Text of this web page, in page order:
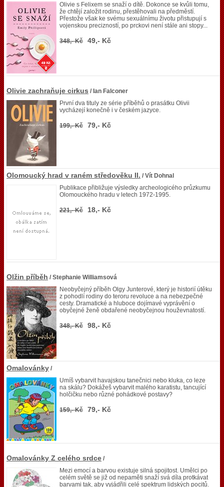
Olivie s Felixem se snaží o dítě. Dokonce se kvůli tomu,
že chtějí založit rodinu, přestěhovali na předměstí.
Přestože však ke svému sexuálnímu životu přistupují s
vojenskou precizností, po prckovi není stále ani stopy...
348,- Kč 49,- Kč
Olivie zachraňuje cirkus / Ian Falconer
První dva tituly ze série příběhů o prasátku Olivii
vycházejí konečně i v českém jazyce.
199,- Kč 79,- Kč
Olomoucký hrad v raném středověku II. / Vít Dohnal
Publikace přibližuje výsledky archeologicého průzkumu
Olomouckého hradu v letech 1972-1995.
221,- Kč 18,- Kč
Olžin příběh / Stephanie Williamsová
Neobyčejný příběh Olgy Junterové, který je historií útěku
z pohodlí rodiny do teroru revoluce a na nebezpečné
cesty. Dramatické a hluboce dojímavé vyprávění o
obyčejné ženě obdařené neobyčejnou houževnatostí.
348,- Kč 98,- Kč
Omalovánky /
Umíš vybarvit havajskou tanečnici nebo kluka, co leze
na skálu? Dokážeš vybarvit malého karatistu, tancující
holčičku nebo různé pohádkové postavy?
159,- Kč 79,- Kč
Omalovánky Z celého srdce /
Mezi emocí a barvou existuje silná spojitost. Umělci po
celém světě se již od nepaměti snaží svá díla protkávat
barvami tak, aby vyjádřili celé spektrum lidských pocitů.